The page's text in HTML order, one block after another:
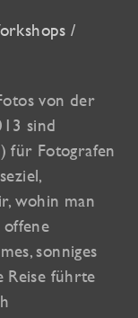
/
von der
sind
für Fotografen
wohin man
sonniges
Reise führte